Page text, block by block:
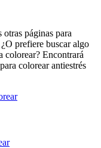
páginas para
prefiere buscar algo
colorear? Encontrará
colorear antiestrés